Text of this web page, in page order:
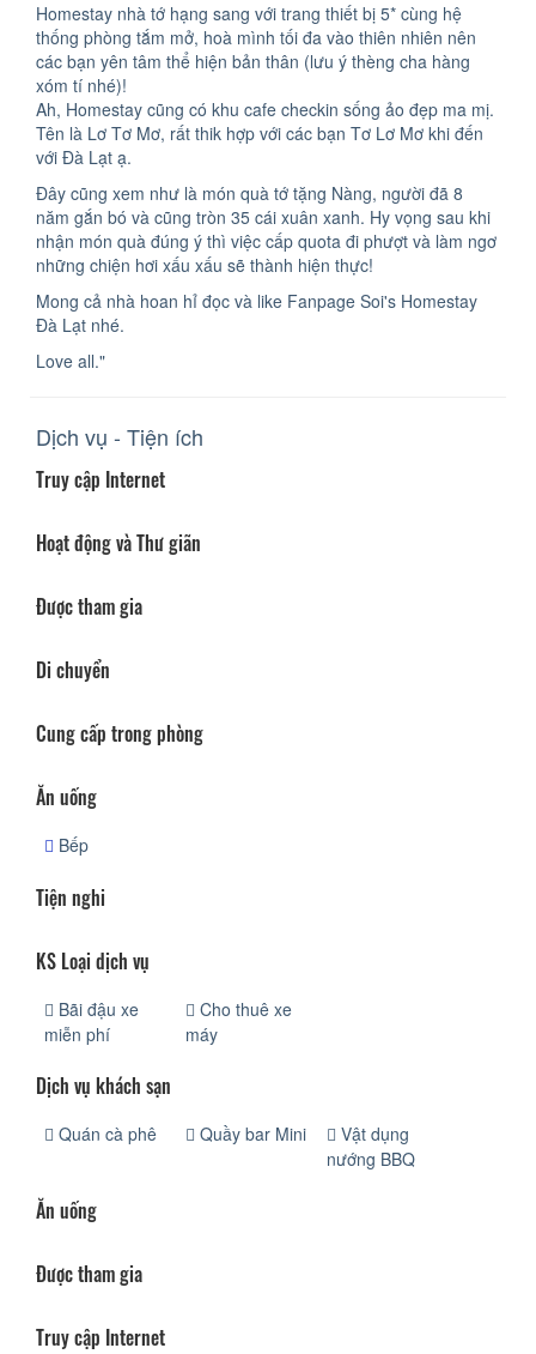
Homestay nhà tớ hạng sang với trang thiết bị 5* cùng hệ
thống phòng tắm mở, hoà mình tối đa vào thiên nhiên nên
các bạn yên tâm thể hiện bản thân (lưu ý thèng cha hàng
xóm tí nhé)!
Ah, Homestay cũng có khu cafe checkin sống ảo đẹp ma mị.
Tên là Lơ Tơ Mơ, rất thik hợp với các bạn Tơ Lơ Mơ khi đến
với Đà Lạt ạ.
Đây cũng xem như là món quà tớ tặng Nàng, người đã 8
năm gắn bó và cũng tròn 35 cái xuân xanh. Hy vọng sau khi
nhận món quà đúng ý thì việc cấp quota đi phượt và làm ngơ
những chiện hơi xấu xấu sẽ thành hiện thực!
Mong cả nhà hoan hỉ đọc và like Fanpage Soi's Homestay
Đà Lạt nhé.
Love all."
Dịch vụ - Tiện ích
Truy cập Internet
Hoạt động và Thư giãn
Được tham gia
Di chuyển
Cung cấp trong phòng
Ăn uống
Bếp
Tiện nghi
KS Loại dịch vụ
Bãi đậu xe
miễn phí
Cho thuê xe
máy
Dịch vụ khách sạn
Quán cà phê Quầy bar Mini
Vật dụng
nướng BBQ
Ăn uống
Được tham gia
Truy cập Internet